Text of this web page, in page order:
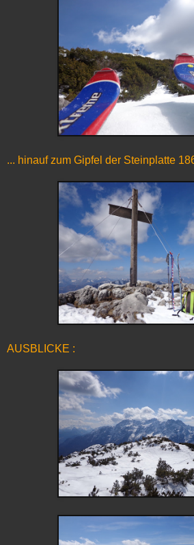
... hinauf zum Gipfel der Steinplatte
AUSBLICKE :